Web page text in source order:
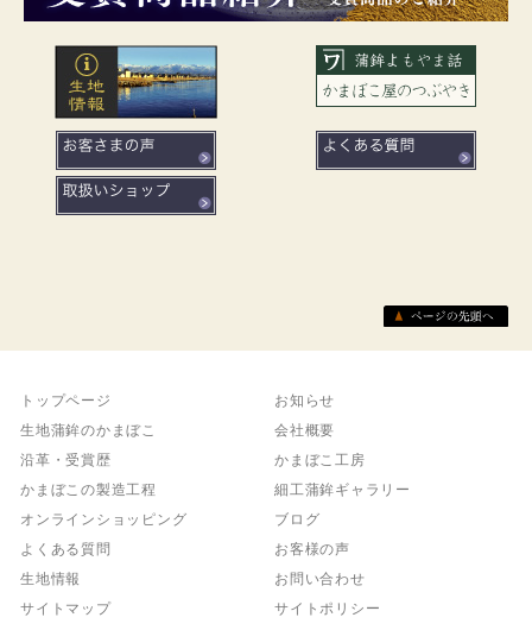
トップページ
お知らせ
生地蒲鉾のかまぼこ
会社概要
沿革・受賞歴
かまぼこ工房
かまぼこの製造工程
細工蒲鉾ギャラリー
オンラインショッピング
ブログ
よくある質問
お客様の声
生地情報
お問い合わせ
サイトマップ
サイトポリシー